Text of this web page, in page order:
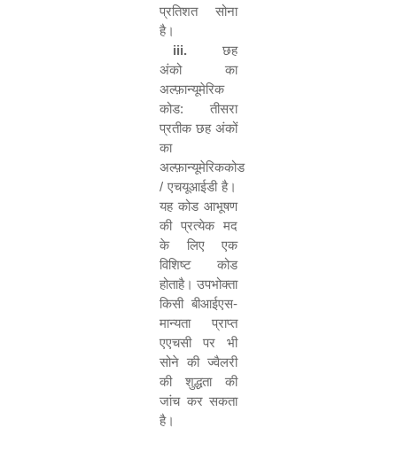
प्रतिशत सोना
है।
iii.
छह
अंको
का
अल्फ़ान्यूमेरिक
कोड:
तीसरा
प्रतीक छह अंकों
का
अल्फ़ान्यूमेरिककोड
/ एचयूआईडी है।
यह कोड आभूषण
की प्रत्येक मद
के लिए एक
विशिष्ट
कोड
होताहै। उपभोक्ता
किसी बीआईएस-
मान्यता प्राप्त
एएचसी
पर
भी
सोने की ज्वैलरी
की
शुद्धता
की
जांच कर सकता
है।